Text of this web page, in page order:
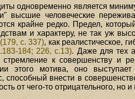
одновременно является
высшие человеческие
крайне редко. Предел,
и характеру, не так уж
(179, с. 337), как реалистическое,
184; 226, с.13). Даже для тех
к совершенству и
этого мотива, оно
способный внести в
от чего-то отрицательного, но